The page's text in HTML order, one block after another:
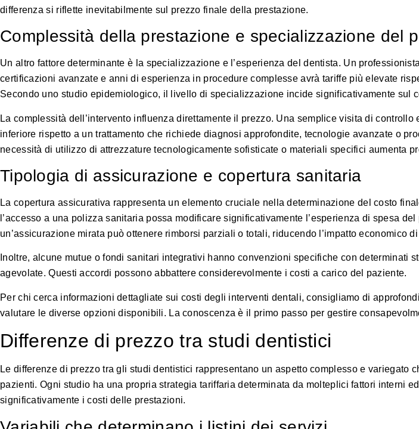
differenza si riflette inevitabilmente sul prezzo finale della prestazione.
Complessità della prestazione e specializzazione del
Un altro fattore determinante è la specializzazione e l’esperienza del dentista. Un
certificazioni avanzate e anni di esperienza in procedure complesse avrà tariffe più elevate
Secondo uno studio epidemiologico, il livello di specializzazione incide significativamente sul
La complessità dell’intervento influenza direttamente il prezzo. Una semplice visita di
inferiore rispetto a un trattamento che richiede diagnosi approfondite, tecnologie avanzate o
necessità di utilizzo di attrezzature tecnologicamente sofisticate o materiali specifici aumenta
Tipologia di assicurazione e copertura sanitaria
La copertura assicurativa rappresenta un elemento cruciale nella determinazione del costo
l’accesso a una polizza sanitaria possa modificare significativamente l’esperienza di spesa
un’assicurazione mirata può ottenere rimborsi parziali o totali, riducendo l’impatto economico
Inoltre, alcune mutue o fondi sanitari integrativi hanno convenzioni specifiche con determinati
agevolate. Questi accordi possono abbattere considerevolmente i costi a carico del paziente.
Per chi cerca informazioni dettagliate sui costi degli interventi dentali, consigliamo di
valutare le diverse opzioni disponibili. La conoscenza è il primo passo per gestire
Differenze di prezzo tra studi dentistici
Le differenze di prezzo tra gli studi dentistici rappresentano un aspetto complesso e variegato
pazienti. Ogni studio ha una propria strategia tariffaria determinata da molteplici fattori interni
significativamente i costi delle prestazioni.